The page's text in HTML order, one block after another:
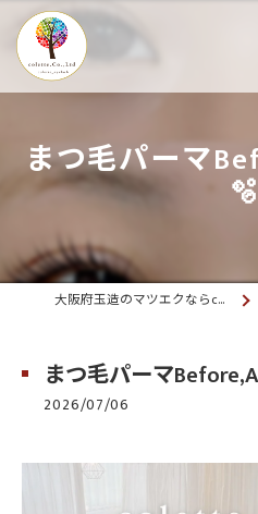
まつ毛パーマ
🫧
大阪府玉造のマツエクならcolette. 玉造
まつ毛パーマ
2026/07/06